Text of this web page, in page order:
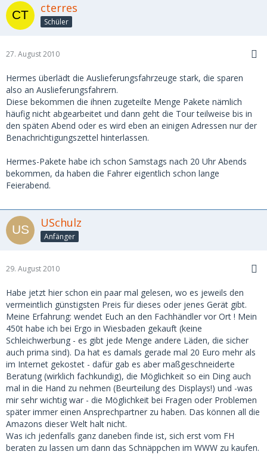
cterres
Schüler
27. August 2010
Hermes überlädt die Auslieferungsfahrzeuge stark, die sparen
also an Auslieferungsfahrern.
Diese bekommen die ihnen zugeteilte Menge Pakete nämlich
häufig nicht abgearbeitet und dann geht die Tour teilweise bis in
den späten Abend oder es wird eben an einigen Adressen nur der
Benachrichtigungszettel hinterlassen.
Hermes-Pakete habe ich schon Samstags nach 20 Uhr Abends
bekommen, da haben die Fahrer eigentlich schon lange
Feierabend.
USchulz
Anfänger
29. August 2010
Habe jetzt hier schon ein paar mal gelesen, wo es jeweils den
vermeintlich günstigsten Preis für dieses oder jenes Gerät gibt.
Meine Erfahrung: wendet Euch an den Fachhändler vor Ort ! Mein
450t habe ich bei Ergo in Wiesbaden gekauft (keine
Schleichwerbung - es gibt jede Menge andere Läden, die sicher
auch prima sind). Da hat es damals gerade mal 20 Euro mehr als
im Internet gekostet - dafür gab es aber maßgeschneiderte
Beratung (wirklich fachkundig), die Möglichkeit so ein Ding auch
mal in die Hand zu nehmen (Beurteilung des Displays!) und -was
mir sehr wichtig war - die Möglichkeit bei Fragen oder Problemen
später immer einen Ansprechpartner zu haben. Das können all die
Amazons dieser Welt halt nicht.
Was ich jedenfalls ganz daneben finde ist, sich erst vom FH
beraten zu lassen um dann das Schnäppchen im WWW zu kaufen.